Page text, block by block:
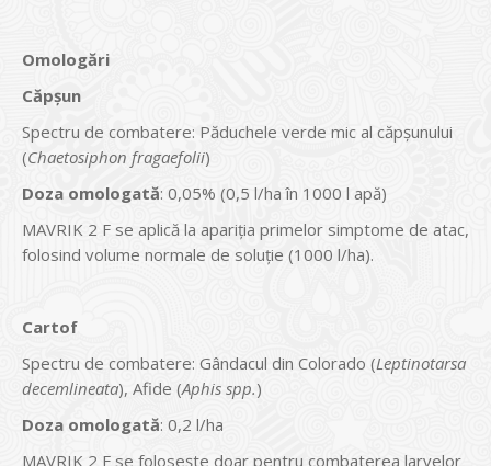
Omologări
Căpşun
Spectru de combatere: Păduchele verde mic al căpşunului
(Chaetosiphon fragaefolii)
Doza omologată: 0,05% (0,5 l/ha în 1000 l apă)
MAVRIK 2 F se aplică la apariţia primelor simptome de atac,
folosind volume normale de soluţie (1000 l/ha).
Cartof
Spectru de combatere: Gândacul din Colorado (Leptinotarsa
decemlineata), Afide (Aphis spp.)
Doza omologată: 0,2 l/ha
MAVRIK 2 F se foloseşte doar pentru combaterea larvelor